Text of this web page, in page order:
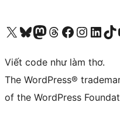
Truy cập tài khoản X (trước đây là Twitter) của chúng tôiVisit our Bluesky account
Visit our Mastodon account
Visit our Threads account
Xem trang Facebook của chúng tôiTruy cập tài khoản Instagram của chúng tôiTruy cập tài khoản LinkedIn của chúng tôiVisit
Viết code như làm thơ.
The WordPress®
of the WordPress